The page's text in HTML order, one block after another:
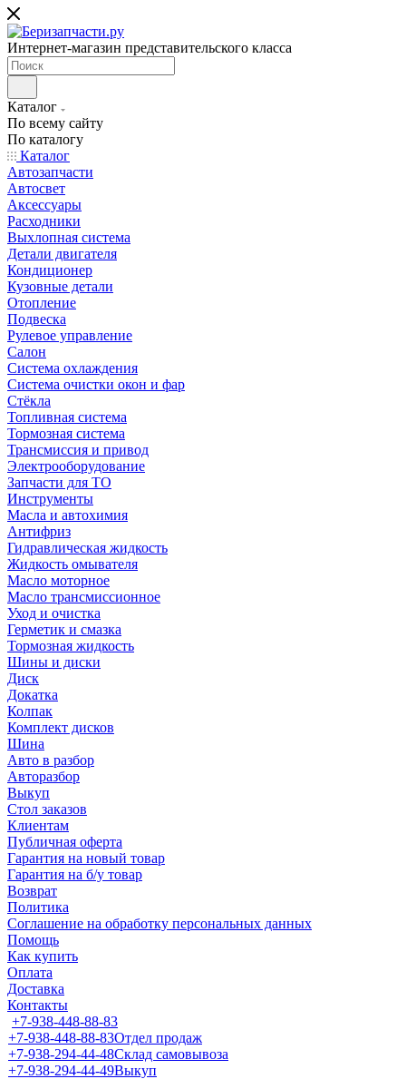
Интернет-магазин представительского класса
Каталог
По всему сайту
По каталогу
Каталог
Автозапчасти
Автосвет
Аксессуары
Расходники
Выхлопная система
Детали двигателя
Кондиционер
Кузовные детали
Отопление
Подвеска
Рулевое управление
Салон
Система охлаждения
Система очистки окон и фар
Стёкла
Топливная система
Тормозная система
Трансмиссия и привод
Электрооборудование
Запчасти для ТО
Инструменты
Масла и автохимия
Антифриз
Гидравлическая жидкость
Жидкость омывателя
Масло моторное
Масло трансмиссионное
Уход и очистка
Герметик и смазка
Тормозная жидкость
Шины и диски
Диск
Докатка
Колпак
Комплект дисков
Шина
Авто в разбор
Авторазбор
Выкуп
Стол заказов
Клиентам
Публичная оферта
Гарантия на новый товар
Гарантия на б/у товар
Возврат
Политика
Соглашение на обработку персональных данных
Помощь
Как купить
Оплата
Доставка
Контакты
+7-938-448-88-83
+7-938-448-88-83Отдел продаж
+7-938-294-44-48Склад самовывоза
+7-938-294-44-49Выкуп